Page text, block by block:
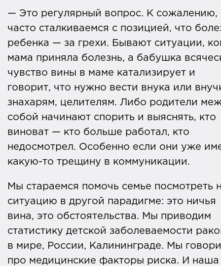
— Это регулярный вопрос. К сожалению,
часто сталкиваемся с позицией, что
ребенка — за грехи. Бывают ситуации,
мама приняла болезнь, а бабушка
чувство вины в маме катализирует и
говорит, что нужно вести внука или
знахарям, целителям. Либо родители
собой начинают спорить и выяснять, кто
виноват — кто больше работал, кто
недосмотрел. Особенно если они уже
какую-то трещину в коммуникации.
Мы стараемся помочь семье посмотреть
ситуацию в другой парадигме: это ничья
вина, это обстоятельства. Мы приводим
статистику детской заболеваемости
в мире, России, Калининграде. Мы
про медицинские факторы риска. И наша